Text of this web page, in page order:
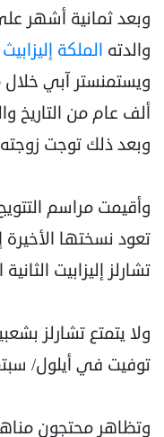
وبعد ثمانية أشهر
والدته الملكة إليزابيث
ويستمنستر آبي
وبعد ذلك توجت
تشارلز إليزابيت
ولا يتمتع تشارلز
توفيت في أيلول/
وتظاهر محتجون